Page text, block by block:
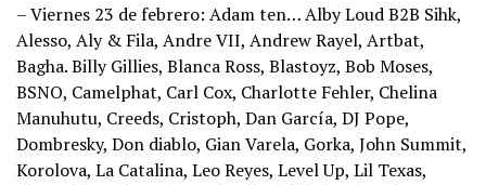
– Viernes 23 de febrero: Adam ten… Alby Loud B2B Sihk,
Alesso, Aly & Fila, Andre VII, Andrew Rayel, Artbat,
Bagha. Billy Gillies, Blanca Ross, Blastoyz, Bob Moses,
BSNO, Camelphat, Carl Cox, Charlotte Fehler, Chelina
Manuhutu, Creeds, Cristoph, Dan García, DJ Pope,
Dombresky, Don diablo, Gian Varela, Gorka, John Summit,
Korolova, La Catalina, Leo Reyes, Level Up, Lil Texas,